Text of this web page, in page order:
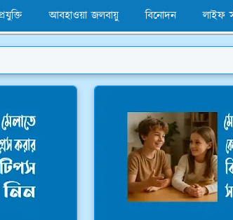
আবহাওয়া জলবায়ু বিনোদন লাইফ